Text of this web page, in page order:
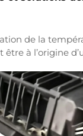
de la
être à l’origine
de fusion
papier, ce qui
température,
système de